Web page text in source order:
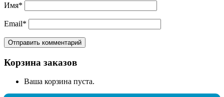
Имя*
Email*
Корзина заказов
Ваша корзина пуста.